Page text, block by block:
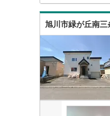
旭川市緑が丘南三